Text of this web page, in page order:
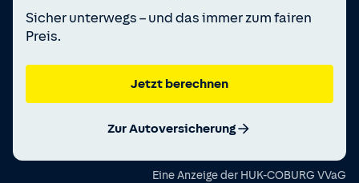
Sicher unterwegs – und das immer zum fairen
Preis.
Jetzt berechnen
Zur Autoversicherung
Eine Anzeige der HUK-COBURG VVaG